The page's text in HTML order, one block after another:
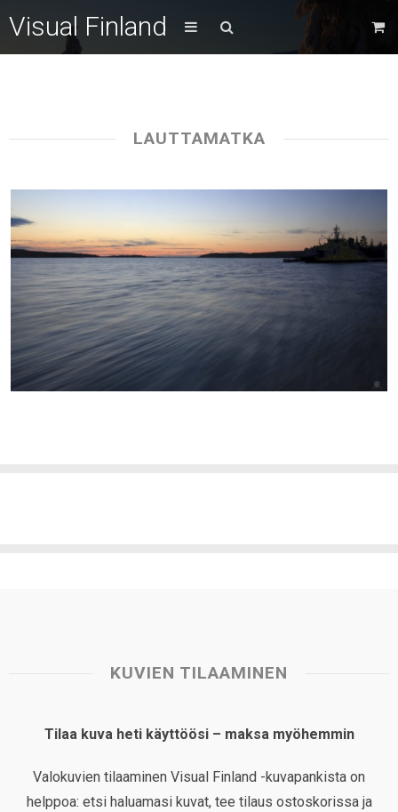
Visual Finland
LAUTTAMATKA
KUVIEN TILAAMINEN
Tilaa kuva heti käyttöösi – maksa myöhemmin
Valokuvien tilaaminen Visual Finland -kuvapankista on
helppoa: etsi haluamasi kuvat, tee tilaus ostoskorissa ja